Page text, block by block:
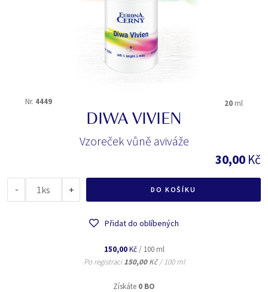
Nr. 4449 20 ml
DIWA VIVIEN
Vzoreček vůně aviváže
30,00 Kč
- ks + DO KOŠÍKU
Přidat do oblíbených
150,00Kč / 100 ml
Po registraci150,00Kč / 100 ml
Získáte 0 BO